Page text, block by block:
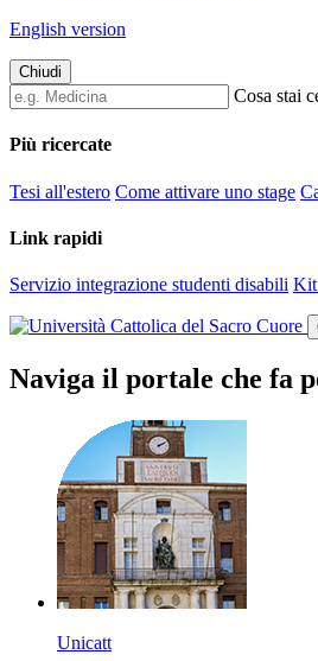
English version
Chiudi
Cosa stai
Più ricercate
Tesi all'estero Come attivare uno stage
Link rapidi
Servizio integrazione studenti disabili Kit
Naviga il portale che fa
Unicatt